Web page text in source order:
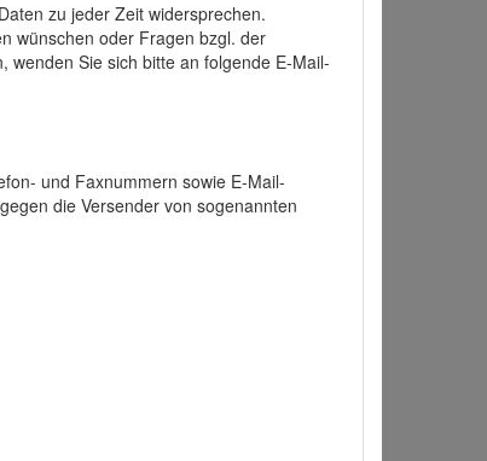
zu jeder Zeit widersprechen.
wünschen oder Fragen bzgl. der
wenden Sie sich bitte an folgende E-Mail-
und Faxnummern sowie E-Mail-
die Versender von sogenannten